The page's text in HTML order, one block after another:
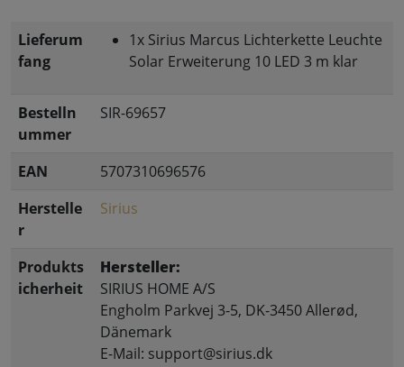
Lieferum
fang
1x Sirius Marcus Lichterkette Leuchte
Solar Erweiterung 10 LED 3 m klar
Bestelln
ummer
SIR-69657
EAN
5707310696576
Herstelle
r
Sirius
Produkts
icherheit
Hersteller:
SIRIUS HOME A/S
Engholm Parkvej 3-5, DK-3450 Allerød,
Dänemark
E-Mail: support@sirius.dk